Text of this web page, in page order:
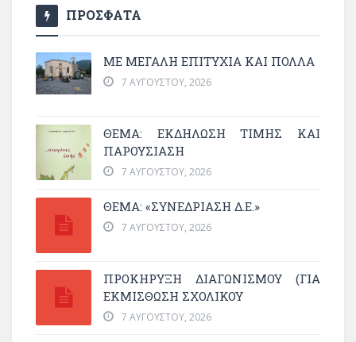
ΠΡΟΣΦΑΤΑ
ΜΕ ΜΕΓΆΛΗ ΕΠΙΤΥΧΊΑ ΚΑΙ ΠΟΛΛΆ
7 ΑΥΓΟΎΣΤΟΥ, 2026
ΘΈΜΑ: ΕΚΔΉΛΩΣΗ ΤΙΜΉΣ ΚΑΙ
ΠΑΡΟΥΣΊΑΣΗ
7 ΑΥΓΟΎΣΤΟΥ, 2026
ΘΕΜΑ: «ΣΥΝΕΔΡΊΑΣΗ Δ.Ε.»
7 ΑΥΓΟΎΣΤΟΥ, 2026
ΠΡΟΚΗΡΥΞΗ ΔΙΑΓΩΝΙΣΜΟΥ (ΓΙΑ
ΕΚΜΊΣΘΩΣΗ ΣΧΟΛΙΚΟΎ
7 ΑΥΓΟΎΣΤΟΥ, 2026